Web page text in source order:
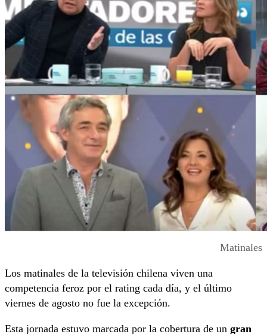
Matinales
Los matinales de la televisión chilena viven una
competencia feroz por el rating cada día, y el último
viernes de agosto no fue la excepción.
Esta jornada estuvo marcada por la cobertura de un gran